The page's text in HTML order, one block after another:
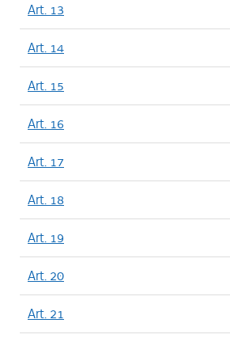
Art. 13
Art. 14
Art. 15
Art. 16
Art. 17
Art. 18
Art. 19
Art. 20
Art. 21